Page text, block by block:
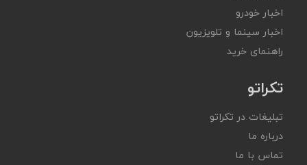
اخبار خودرو
اخبار سینما و تلویزیون
راهنمای خرید
تکراتو
تبلیغات در تکراتو
درباره ما
تماس با ما